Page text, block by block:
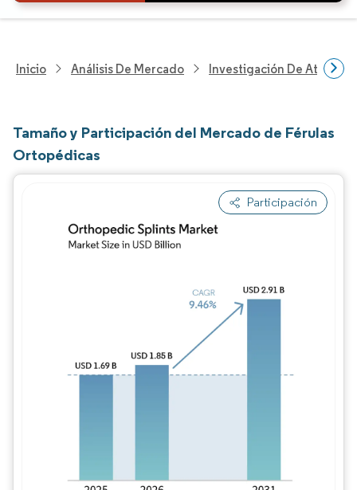
Inicio Análisis De Mercado Investigación De
Tamaño y Participación del Mercado de Férulas
Ortopédicas
Participación